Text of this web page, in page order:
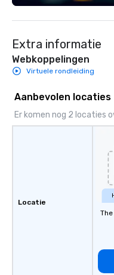
Extra informatie
Webkoppelingen
Virtuele rondleiding
Aanbevolen locaties
Er komen nog 2 locaties
Locatie